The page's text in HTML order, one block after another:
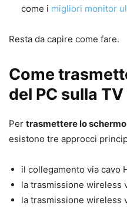
come i migliori monitor
Resta da capire come fare.
Come
del PC sulla TV
Per trasmettere lo
esistono tre approcci
il collegamento via cavo
la trasmissione wireless
la trasmissione wireless